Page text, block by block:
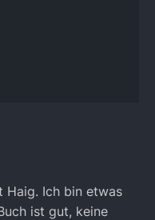
Haig. Ich bin etwas
ist gut, keine